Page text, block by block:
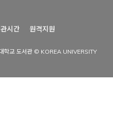
시간 원격지원
학교 도서관 © KOREA UNIVERSITY